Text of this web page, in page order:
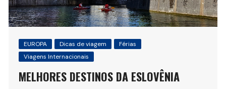
EUROPA Dicas de viagem
Férias
Viagens Internacionais
MELHORES DESTINOS DA ESLOVÊNIA